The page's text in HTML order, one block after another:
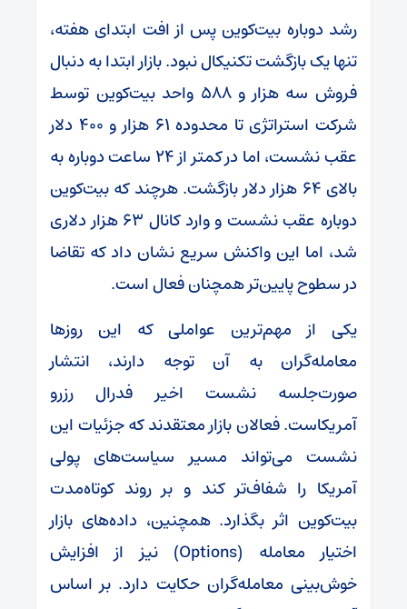
رشد دوباره بیت‌کوین پس از افت ابتدای هفته،
تنها یک بازگشت تکنیکال نبود. بازار ابتدا به دنبال
فروش سه هزار و ۵۸۸ واحد بیت‌کوین توسط
شرکت استراتژی تا محدوده ۶۱ هزار و ۴۰۰ دلار
عقب نشست، اما در کمتر از ۲۴ ساعت دوباره به
بالای ۶۴ هزار دلار بازگشت. هرچند که بیت‌کوین
دوباره عقب نشست و وارد کانال ۶۳ هزار دلاری
شد، اما این واکنش سریع نشان داد که تقاضا
در سطوح پایین‌تر همچنان فعال است.
یکی از مهم‌ترین عواملی که این روزها
معامله‌گران به آن توجه دارند، انتشار
صورت‌جلسه نشست اخیر فدرال رزرو
آمریکاست. فعالان بازار معتقدند که جزئیات این
نشست می‌تواند مسیر سیاست‌های پولی
آمریکا را شفاف‌تر کند و بر روند کوتاه‌مدت
بیت‌کوین اثر بگذارد. همچنین، داده‌های بازار
اختیار معامله (Options) نیز از افزایش
خوش‌بینی معامله‌گران حکایت دارد. بر اساس